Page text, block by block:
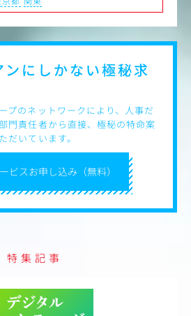
ビスお申し込み（無料）
にしかない極秘求
プのネットワークにより、人事だ
門責任者から直接、極秘の特命案
だいています。
特集記事